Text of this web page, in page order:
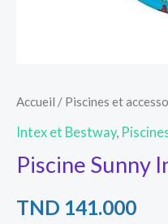
Accueil / Piscines et
Intex et Bestway,
Piscine Sunny
TND 141.000